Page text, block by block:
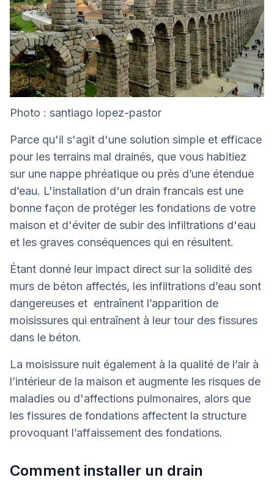
Photo : santiago lopez-pastor
Parce qu'il s'agit d'une solution simple et efficace
pour les terrains mal drainés, que vous habitiez
sur une nappe phréatique ou près d’une étendue
d’eau. L'installation d'un drain francais est une
bonne façon de protéger les fondations de votre
maison et d'éviter de subir des infiltrations d'eau
et les graves conséquences qui en résultent.
Étant donné leur impact direct sur la solidité des
murs de béton affectés, les infiltrations d’eau sont
dangereuses et entraînent l’apparition de
moisissures qui entraînent à leur tour des fissures
dans le béton.
La moisissure nuit également à la qualité de l’air à
l’intérieur de la maison et augmente les risques de
maladies ou d'affections pulmonaires, alors que
les fissures de fondations affectent la structure
provoquant l’affaissement des fondations.
Comment installer un drain